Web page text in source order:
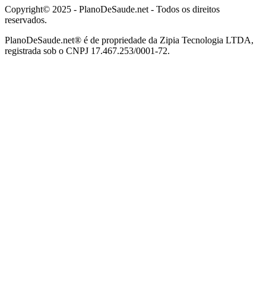
Copyright© 2025 - PlanoDeSaude.net - Todos os direitos
reservados.
PlanoDeSaude.net® é de propriedade da Zipia Tecnologia LTDA,
registrada sob o CNPJ 17.467.253/0001-72.